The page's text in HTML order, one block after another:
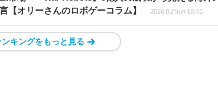
【オリーさんのロボゲーコラム】
2026.8.2 Sun 18:45
キングをもっと見る